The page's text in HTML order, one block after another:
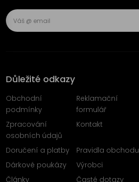
Důležité odkazy
Obchodní
podmínky
Reklamační
formulář
Zpracování
osobních údajů
Kontakt
Doručení a platby
Pravidla obchodu
Dárkové poukázy
Výrobci
Články
Časté dotazy